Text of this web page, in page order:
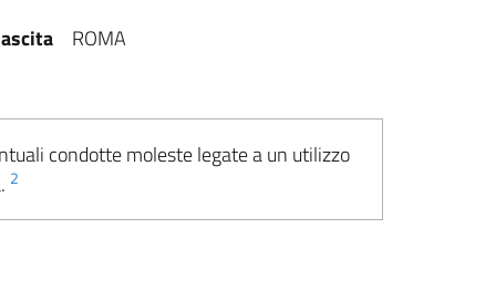
ROMA
condotte moleste legate a un utilizzo
2